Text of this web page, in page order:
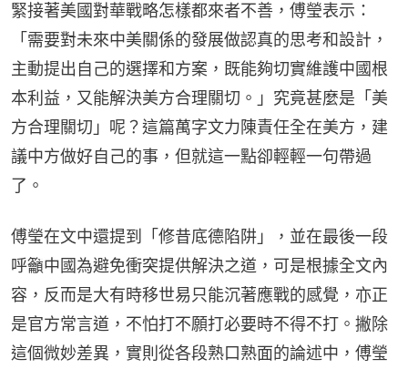
緊接著美國對華戰略怎樣都來者不善，傅瑩表示：
「需要對未來中美關係的發展做認真的思考和設計，
主動提出自己的選擇和方案，既能夠切實維護中國根
本利益，又能解決美方合理關切。」究竟甚麼是「美
方合理關切」呢？這篇萬字文力陳責任全在美方，建
議中方做好自己的事，但就這一點卻輕輕一句帶過
了。
傅瑩在文中還提到「修昔底德陷阱」，並在最後一段
呼籲中國為避免衝突提供解決之道，可是根據全文內
容，反而是大有時移世易只能沉著應戰的感覺，亦正
是官方常言道，不怕打不願打必要時不得不打。撇除
這個微妙差異，實則從各段熟口熟面的論述中，傅瑩